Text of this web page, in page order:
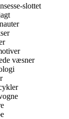
slottet
væsner